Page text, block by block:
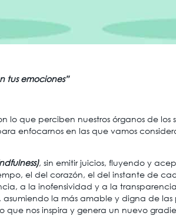
tus emociones”
que perciben nuestros órganos de los
enfocarnos en las que vamos
, sin emitir juicios, fluyendo y
el del corazón, el del instante de
a la inofensividad y a la
la más amable y digna de las
que nos inspira y genera un nuevo